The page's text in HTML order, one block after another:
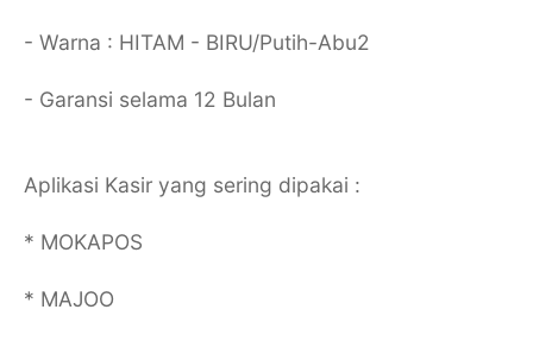
- Warna : HITAM - BIRU/Putih-Abu2
- Garansi selama 12 Bulan
Aplikasi Kasir yang sering dipakai :
* MOKAPOS
* MAJOO